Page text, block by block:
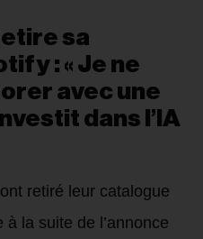
sa
: « Je ne
avec une
dans l’IA
retiré leur catalogue
à la suite de l’annonce